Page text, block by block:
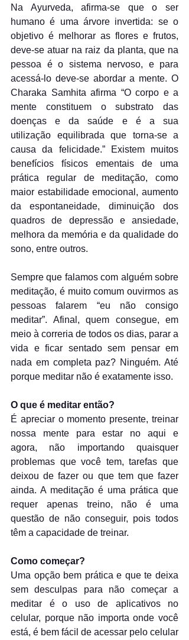
Na Ayurveda, afirma-se que o ser
humano é uma árvore invertida: se o
objetivo é melhorar as flores e frutos,
deve-se atuar na raiz da planta, que na
pessoa é o sistema nervoso, e para
acessá-lo deve-se abordar a mente. O
Charaka Samhita afirma “O corpo e a
mente constituem o substrato das
doenças e da saúde e é a sua
utilização equilibrada que torna-se a
causa da felicidade.” Existem muitos
benefícios físicos ementais de uma
prática regular de meditação, como
maior estabilidade emocional, aumento
da espontaneidade, diminuição dos
quadros de depressão e ansiedade,
melhora da memória e da qualidade do
sono, entre outros.
Sempre que falamos com alguém sobre
meditação, é muito comum ouvirmos as
pessoas falarem “eu não consigo
meditar”. Afinal, quem consegue, em
meio à correria de todos os dias, parar a
vida e ficar sentado sem pensar em
nada em completa paz? Ninguém. Até
porque meditar não é exatamente isso.
O que é meditar então?
É apreciar o momento presente, treinar
nossa mente para estar no aqui e
agora, não importando quaisquer
problemas que você tem, tarefas que
deixou de fazer ou que tem que fazer
ainda. A meditação é uma prática que
requer apenas treino, não é uma
questão de não conseguir, pois todos
têm a capacidade de treinar.
Como começar?
Uma opção bem prática e que te deixa
sem desculpas para não começar a
meditar é o uso de aplicativos no
celular, porque não importa onde você
está, é bem fácil de acessar pelo celular